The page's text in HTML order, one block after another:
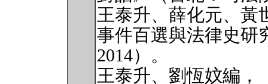
王泰升、薛化元、黃
事件百選與法律史研
2014）。
王泰升、劉恆妏編，